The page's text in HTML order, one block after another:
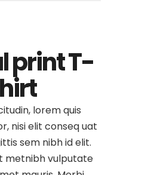
print T-
lorem quis
nisi elit conseq uat
sem nibh id elit.
metnibh vulputate